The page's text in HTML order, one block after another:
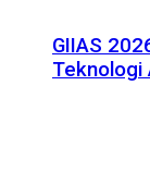
GIIAS
Teknologi